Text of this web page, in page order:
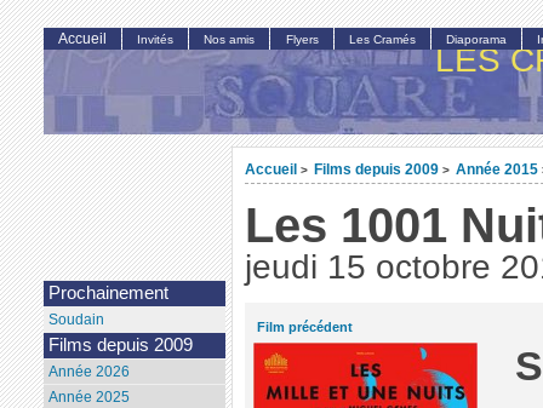
LES
Accueil > Films depuis 2009 > Année 2015
Les 1001
jeudi 15 octobre
Film précédent
Accueil Invités Nos amis Flyers Les Cramés Diaporama
Prochainement
Soudain
Films depuis 2009
Année 2026
Année 2025